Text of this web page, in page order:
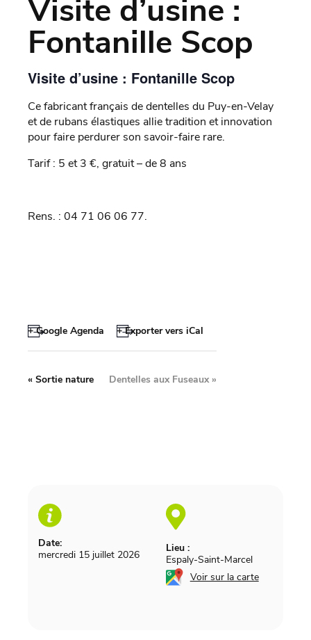
Visite d’usine :
Fontanille Scop
Visite d’usine : Fontanille Scop
Ce fabricant français de dentelles du Puy-en-Velay
et de rubans élastiques allie tradition et innovation
pour faire perdurer son savoir-faire rare.
Tarif : 5 et 3 €, gratuit – de 8 ans
Rens. : 04 71 06 06 77.
+ Google Agenda + Exporter vers iCal
Date:
mercredi 15 juillet 2026
Lieu :
Espaly-Saint-Marcel
Voir sur la carte
« Sortie nature Dentelles aux Fuseaux»